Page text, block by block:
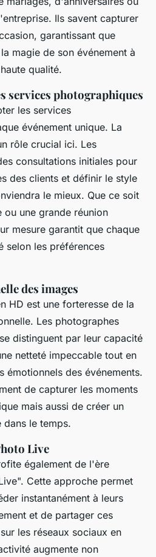
Ils savent capturer
garantissant que
magie de son événement à
qualité.
services photographiques
les services
événement unique. La
rôle crucial ici. Les
consultations initiales pour
des clients et définir le style
le mieux. Que ce soit
ou une grande réunion
mesure garantit que chaque
selon les préférences
des images
HD est une forteresse de la
Les photographes
distinguent par leur capacité
netteté impeccable tout en
émotionnels des événements.
de capturer les moments
mais aussi de créer un
le temps.
Live
également de l'ère
Cette approche permet
instantanément à leurs
et de partager ces
les réseaux sociaux en
augmente non